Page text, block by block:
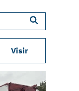
Visir